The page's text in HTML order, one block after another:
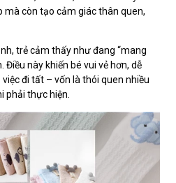
mà còn tạo cảm giác thân quen,
trẻ cảm thấy như đang “mang
Điều này khiến bé vui vẻ hơn, dễ
đi tất – vốn là thói quen nhiều
phải thực hiện.